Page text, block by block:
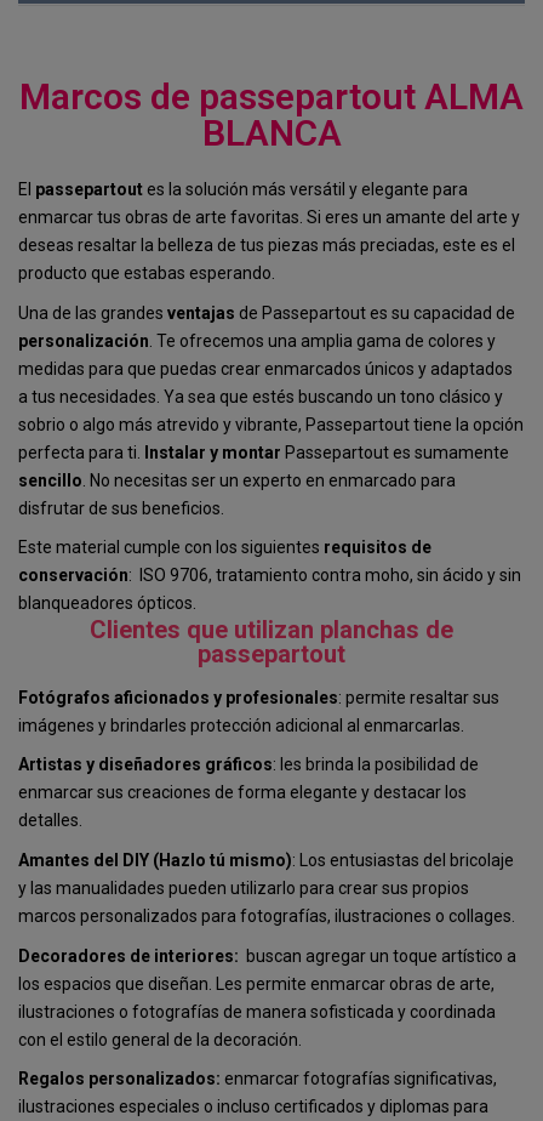
Marcos de passepartout ALMA
BLANCA
El passepartout es la solución más versátil y elegante para
enmarcar tus obras de arte favoritas. Si eres un amante del arte y
deseas resaltar la belleza de tus piezas más preciadas, este es el
producto que estabas esperando.
Una de las grandes ventajas de Passepartout es su capacidad de
personalización . Te ofrecemos una amplia gama de colores y
medidas para que puedas crear enmarcados únicos y adaptados
a tus necesidades. Ya sea que estés buscando un tono clásico y
sobrio o algo más atrevido y vibrante, Passepartout tiene la opción
perfecta para ti.
Instalar y montar Passepartout es sumamente
sencillo . No necesitas ser un experto en enmarcado para
disfrutar de sus beneficios.
Este material cumple con los siguientes requisitos de
conservación: ISO 9706, tratamiento contra moho, sin ácido y sin
blanqueadores ópticos.
Clientes que utilizan planchas de
passepartout
Fotógrafos aficionados y profesionales: permite resaltar sus
imágenes y brindarles protección adicional al enmarcarlas.
Artistas y diseñadores gráficos: les brinda la posibilidad de
enmarcar sus creaciones de forma elegante y destacar los
detalles.
Amantes del DIY (Hazlo tú mismo): Los entusiastas del bricolaje
y las manualidades pueden utilizarlo para crear sus propios
marcos personalizados para fotografías, ilustraciones o collages.
Decoradores de interiores: buscan agregar un toque artístico a
los espacios que diseñan. Les permite enmarcar obras de arte,
ilustraciones o fotografías de manera sofisticada y coordinada
con el estilo general de la decoración.
Regalos personalizados: enmarcar fotografías significativas,
ilustraciones especiales o incluso certificados y diplomas para